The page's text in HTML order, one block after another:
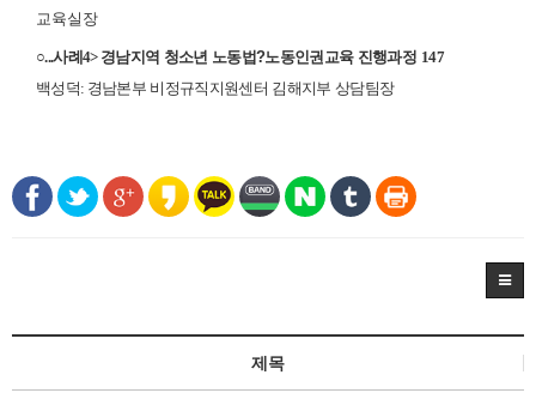
교육실장
○...사례4> 경남지역 청소년 노동법?노동인권교육 진행과정 147
백성덕: 경남본부 비정규직지원센터 김해지부 상담팀장
제목